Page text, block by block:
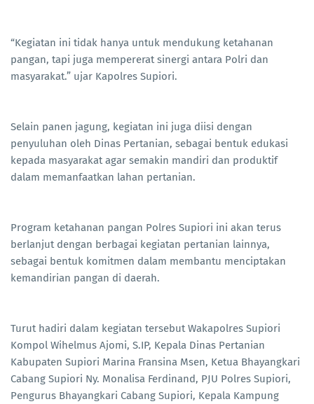
“Kegiatan ini tidak hanya untuk mendukung ketahanan
pangan, tapi juga mempererat sinergi antara Polri dan
masyarakat.” ujar Kapolres Supiori.
Selain panen jagung, kegiatan ini juga diisi dengan
penyuluhan oleh Dinas Pertanian, sebagai bentuk edukasi
kepada masyarakat agar semakin mandiri dan produktif
dalam memanfaatkan lahan pertanian.
Program ketahanan pangan Polres Supiori ini akan terus
berlanjut dengan berbagai kegiatan pertanian lainnya,
sebagai bentuk komitmen dalam membantu menciptakan
kemandirian pangan di daerah.
Turut hadiri dalam kegiatan tersebut Wakapolres Supiori
Kompol Wihelmus Ajomi, S.IP, Kepala Dinas Pertanian
Kabupaten Supiori Marina Fransina Msen, Ketua Bhayangkari
Cabang Supiori Ny. Monalisa Ferdinand, PJU Polres Supiori,
Pengurus Bhayangkari Cabang Supiori, Kepala Kampung